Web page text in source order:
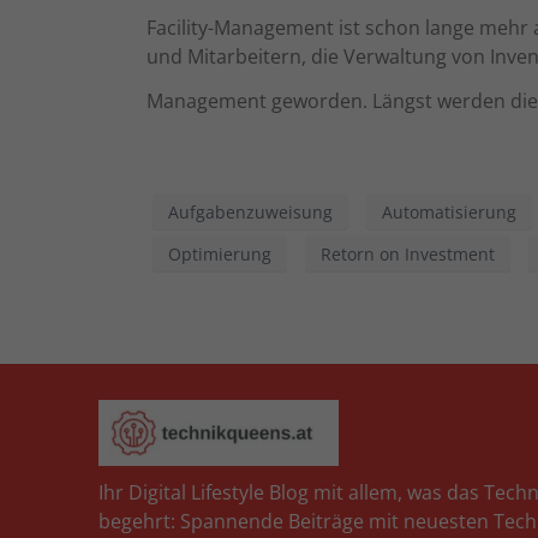
Facility-Management ist schon lange
und Mitarbeitern, die Verwaltung von
Management geworden. Längst werden
Aufgabenzuweisung Automatisierung
Optimierung
Retorn on Investment
Ihr Digital Lifestyle Blog mit allem, was das
begehrt: Spannende Beiträge mit neuesten